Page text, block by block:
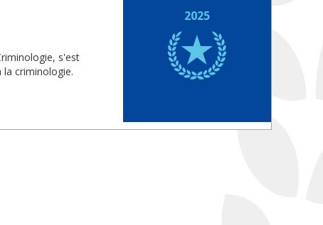
s'est
criminologie.
2025